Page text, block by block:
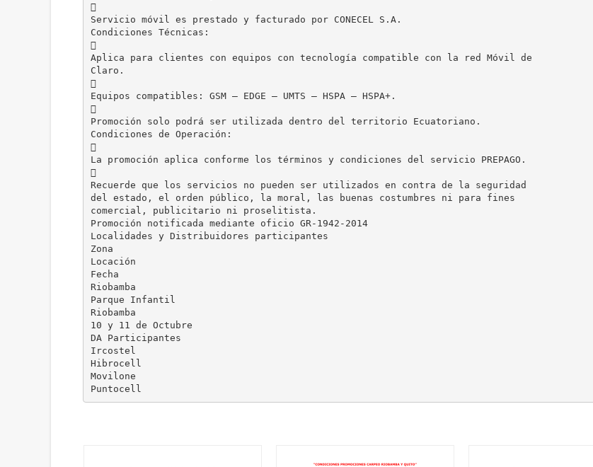

Servicio móvil es prestado y facturado por CONECEL S.A.
Condiciones Técnicas:

Aplica para clientes con equipos con tecnología compatible con la red Móvil de
Claro.

Equipos compatibles: GSM – EDGE – UMTS – HSPA – HSPA+.

Promoción solo podrá ser utilizada dentro del territorio Ecuatoriano.
Condiciones de Operación:

La promoción aplica conforme los términos y condiciones del servicio PREPAGO.

Recuerde que los servicios no pueden ser utilizados en contra de la seguridad
del estado, el orden público, la moral, las buenas costumbres ni para fines
comercial, publicitario ni proselitista.
Promoción notificada mediante oficio GR-1942-2014
Localidades y Distribuidores participantes
Zona
Locación
Fecha
Riobamba
Parque Infantil
Riobamba
10 y 11 de Octubre
DA Participantes
Ircostel
Hibrocell
Movilone